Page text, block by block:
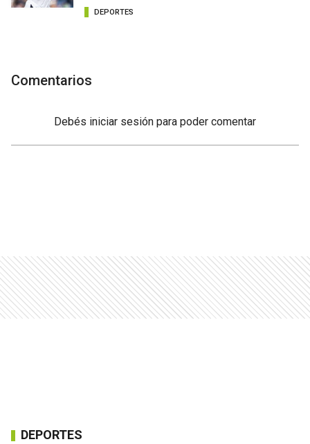
DEPORTES
Comentarios
Debés iniciar sesión para poder comentar
DEPORTES